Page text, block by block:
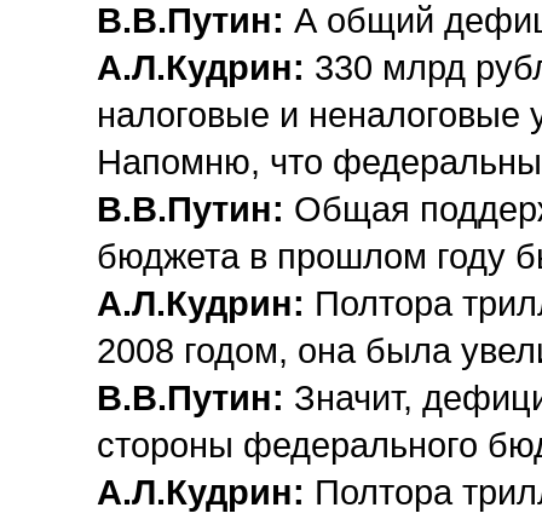
В.В.Путин: А общий
А.Л.Кудрин: 330 млрд
налоговые и
Напомню, что
В.В.Путин: Общая
бюджета в прошлом году
А.Л.Кудрин: Полтора
2008 годом, она была
В.В.Путин: Значит,
стороны федерального
А.Л.Кудрин: Полтора